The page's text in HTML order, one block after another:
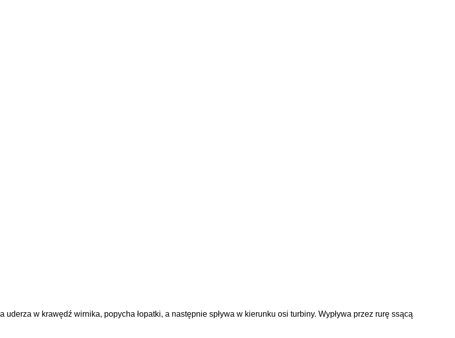
MW i 2 MW ...
o mocy 20–50 kW
Fra...
o stałym ostrzu Ka...
o mocy 20–50 kW
w krawędź wirnika, popycha łopatki, a następnie spływa w kierunku osi turbiny. Wypływa przez rurę ssącą